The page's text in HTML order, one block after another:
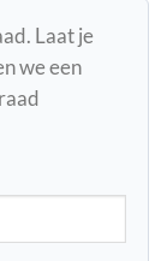
Laat je
we een